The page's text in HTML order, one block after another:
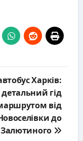
Харків:
детальний гід
від
до
Залютиного